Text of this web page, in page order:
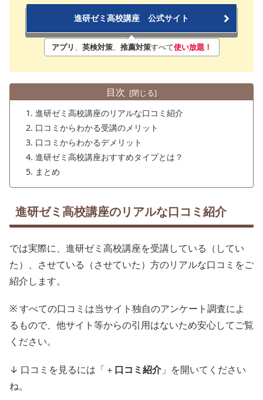
進研ゼミ高校講座 公式サイト
アプリ 、 英検対策、 推薦対策すべて使い放題！
目次
進研ゼミ高校講座のリアルな口コミ紹介
口コミからわかる受講のメリット
口コミからわかるデメリット
進研ゼミ高校講座おすすめタイプとは？
まとめ
進研ゼミ高校講座のリアルな口コミ紹介
では実際に、進研ゼミ高校講座を受講している（してい
た）、させている（させていた）方のリアルな口コミをご
紹介します。
※ すべての口コミは当サイト独自のアンケート調査によ
るもので、他サイト等からの引用はないため安心してご覧
ください。
↓ 口コミを見るには「＋口コミ紹介 」を開いてください
ね。